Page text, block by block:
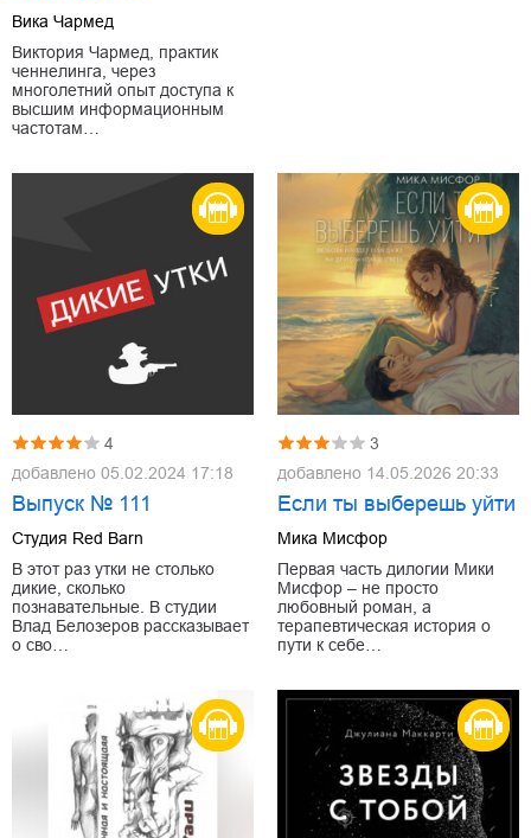
Вика Чармед
Виктория Чармед, практик
ченнелинга, через
многолетний опыт доступа к
высшим информационным
частотам…
4
добавлено 05.02.2024 17:18
Выпуск № 111
Студия Red Barn
В этот раз утки не столько
дикие, сколько
познавательные. В студии
Влад Белозеров рассказывает
о сво…
3
добавлено 14.05.2026 20:33
Если ты выберешь уйти
Мика Мисфор
Первая часть дилогии Мики
Мисфор – не просто
любовный роман, а
терапевтическая история о
пути к себе…